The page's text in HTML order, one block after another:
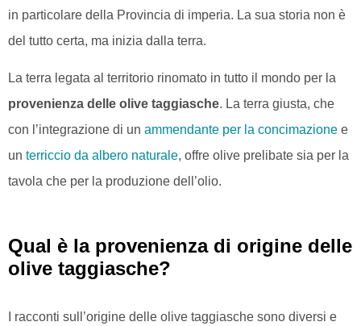
in particolare della Provincia di imperia. La sua storia non è
del tutto certa, ma inizia dalla terra.
La terra legata al territorio rinomato in tutto il mondo per la
provenienza delle olive taggiasche. La terra giusta, che
con l’integrazione di un ammendante per la concimazione e
un terriccio da albero naturale, offre olive prelibate sia per la
tavola che per la produzione dell’olio.
Qual è la provenienza di origine delle
olive taggiasche?
I racconti sull’origine delle olive taggiasche sono diversi e